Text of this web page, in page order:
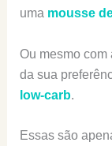
uma mousse
Ou mesmo
da sua
low-carb.
Essas são